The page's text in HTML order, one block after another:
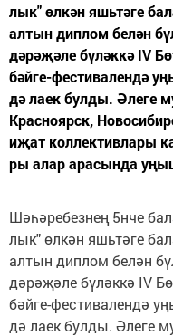
лык" өл­кән яшь­тә­ге
ал­тын дип­лом бе­лән
дәрәҗәле бү­ләк­кә IV
бәй­ге-фес­ти­ва­лен­дә
дә ла­ек бул­ды. Әле­ге
Крас­но­ярск,
иҗат кол­лек­тив­ла­ры
ры алар ара­сын­да
Шәһә­ре­без­нең 5нче
лык" өл­кән яшь­тә­ге
ал­тын дип­лом бе­лән
дәрәҗәле бү­ләк­кә IV
бәй­ге-фес­ти­ва­лен­дә
дә ла­ек бул­ды. Әле­ге